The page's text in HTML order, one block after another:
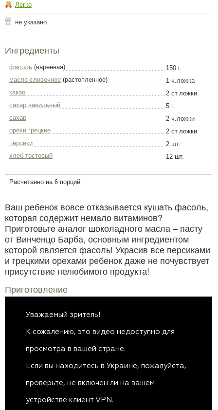
Легко
не указано
Ингредиенты
фасоль (варенная)
150 г.
масло сливочное (растопленное)
1 ч.ложка
какао
2 ст.ложки
сахар ванильный
5 г.
сахар
2 ч.ложки
орехи грецкие
2 ст.ложки
персики
2 шт.
хлеб тостовый
12 шт.
Расчитанно на 6 порций
Ваш ребенок вовсе отказывается кушать фасоль,
которая содержит немало витаминов?
Приготовьте аналог шоколадного масла – пасту
от Винченцо Барба, основным ингредиентом
которой является фасоль! Украсив все персиками
и грецкими орехами ребенок даже не почувствует
присутствие нелюбимого продукта!
Приготовление